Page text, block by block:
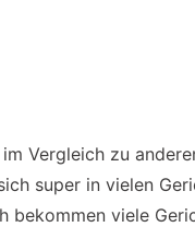
Vergleich zu
super in vielen
bekommen viele